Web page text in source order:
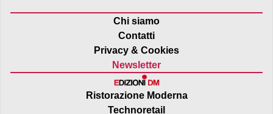
Chi siamo
Contatti
Privacy & Cookies
Newsletter
Ristorazione Moderna
Technoretail